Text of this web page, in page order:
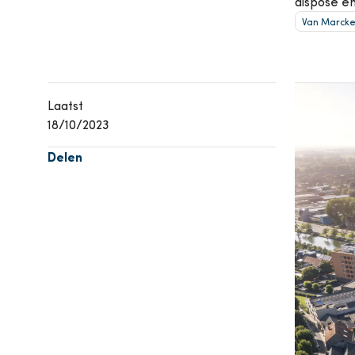
Voir
Van
Laatst
18/10/2023
Delen
Image